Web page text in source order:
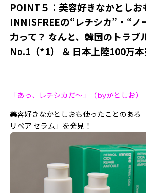
POINT５：美容好きなかとしお
INNISFREEの“レチシカ”・“ノ
力って？ なんと、韓国のトラブ
No.1（*1） ＆ 日本上陸100万本
「あっ、レチシカだ〜」（byかとしお）
美容好きなかとしおも使ったことのある
リペア セラム」を発見！